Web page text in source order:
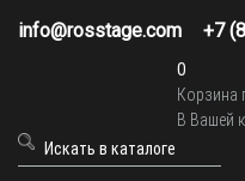
info@rosstage.com +7
0
Корзина
В Вашей